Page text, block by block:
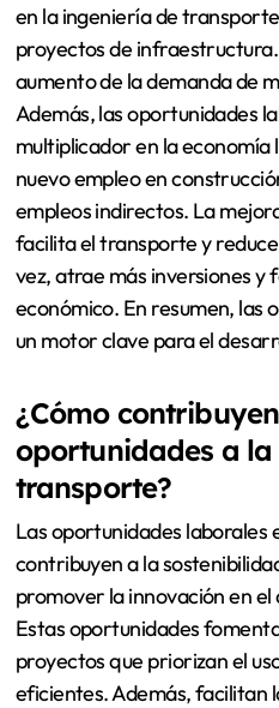
en la ingeniería de
proyectos de
aumento de la demanda de
Además, las oportunidades
multiplicador en la economía
nuevo empleo en
empleos indirectos. La
facilita el transporte y
vez, atrae más inversiones
económico. En resumen, las
un motor clave para el
¿Cómo
oportunidades a
transporte?
Las oportunidades
contribuyen a la
promover la innovación en
Estas oportunidades
proyectos que priorizan el
eficientes. Además, facilitan